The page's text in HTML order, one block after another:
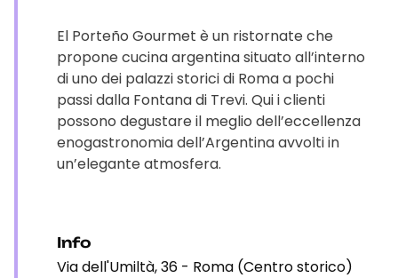
El Porteño Gourmet è un ristornate che
propone cucina argentina situato all’interno
di uno dei palazzi storici di Roma a pochi
passi dalla Fontana di Trevi. Qui i clienti
possono degustare il meglio dell’eccellenza
enogastronomia dell’Argentina avvolti in
un’elegante atmosfera.
Info
Via dell'Umiltà, 36 - Roma (Centro storico)